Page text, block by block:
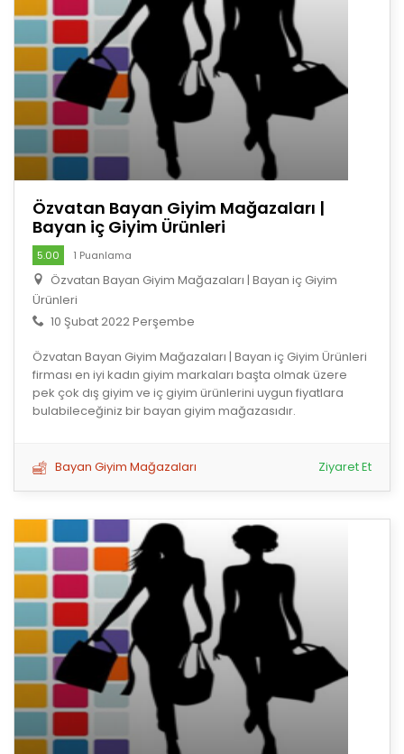
Özvatan Bayan Giyim Mağazaları |
Bayan iç Giyim Ürünleri
5.00 1 Puanlama
Özvatan Bayan Giyim Mağazaları | Bayan iç Giyim
Ürünleri
10 Şubat 2022 Perşembe
Özvatan Bayan Giyim Mağazaları | Bayan iç Giyim Ürünleri
firması en iyi kadın giyim markaları başta olmak üzere
pek çok dış giyim ve iç giyim ürünlerini uygun fiyatlara
bulabileceğiniz bir bayan giyim mağazasıdır.
Bayan Giyim Mağazaları Ziyaret Et